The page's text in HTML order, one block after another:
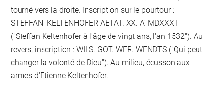
tourné vers la droite. Inscription sur le pourtour :
STEFFAN. KELTENHOFER AETAT. XX. A' MDXXXII
("Steffan Keltenhofer à l'âge de vingt ans, l'an 1532"). Au
revers, inscription : WILS. GOT. WER. WENDTS ("Qui peut
changer la volonté de Dieu"). Au milieu, écusson aux
armes d'Etienne Keltenhofer.